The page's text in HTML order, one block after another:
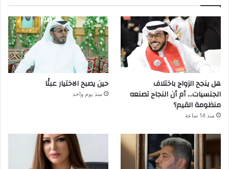
هل ينجح الزواج باختلاف
الجنسيات… أم أن النجاح تصنعه
منظومة القيم؟
منذ 14 ساعة
حين يصبح الاختيار عبئًا
منذ يوم واحد